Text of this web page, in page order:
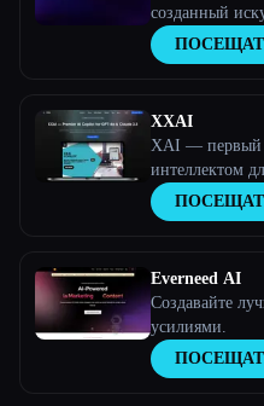
созданный
текст,
XXAI
XAI — первый
интеллектом
Everneed AI
Создавайте
усилиями.